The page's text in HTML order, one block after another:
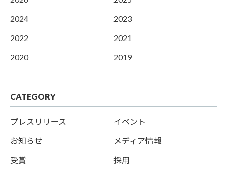
2024
2023
2022
2021
2020
2019
CATEGORY
プレスリリース
イベント
お知らせ
メディア情報
受賞
採用